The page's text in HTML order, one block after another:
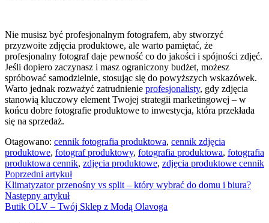
Nie musisz być profesjonalnym fotografem, aby stworzyć
przyzwoite zdjęcia produktowe, ale warto pamiętać, że
profesjonalny fotograf daje pewność co do jakości i spójności zdjęć.
Jeśli dopiero zaczynasz i masz ograniczony budżet, możesz
spróbować samodzielnie, stosując się do powyższych wskazówek.
Warto jednak rozważyć zatrudnienie profesjonalisty, gdy zdjęcia
stanowią kluczowy element Twojej strategii marketingowej – w
końcu dobre fotografie produktowe to inwestycja, która przekłada
się na sprzedaż.
Otagowano: cennik fotografia produktowa, cennik zdjęcia
produktowe, fotograf produktowy, fotografia produktowa, fotografia
produktowa cennik, zdjęcia produktowe, zdjęcia produktowe cennik
Nawigacja
wpisu
Poprzedni artykuł
Klimatyzator przenośny vs split – który wybrać do domu i biura?
Następny artykuł
Butik OLV – Twój Sklep z Modą Olavoga